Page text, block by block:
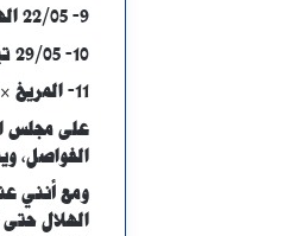
9- 22/05 الهلال × غازوجي
10- 29/05 تينسليز × الهلال
11- المريخ × الهلال (مؤجلة من 22/03 لم تُحدد بعد)
على مجلس
الفواصل،
ومع أنني
الهلال